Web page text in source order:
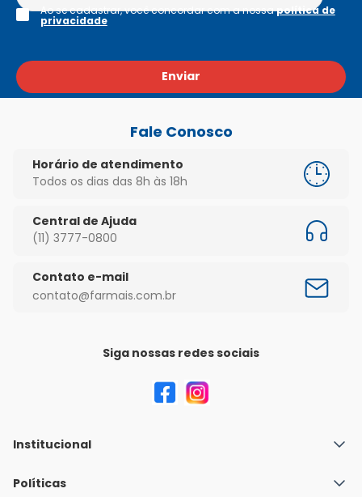
Enviar
Ao se cadastrar, você concordar com a nossapolítica de
privacidade
Fale Conosco
Horário de atendimento
Todos os dias das 8h às 18h
Central de Ajuda
(11) 3777-0800
Contato e-mail
contato@farmais.com.br
Siga nossas redes sociais
Institucional
Quem Somos
Políticas